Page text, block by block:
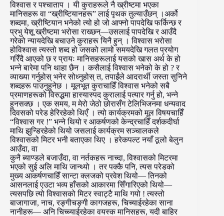
विश्वास र पश्चाताप । यी कुराहरूले नै ख्रीष्टमा भएका
मानिसहरू वा “ख्रीष्टियानहरू” लाई पृथक तुल्याउँछन् ।अर्को
शब्दमा, ख्रीष्टियान भनेको त्यो हो जो आफ्नो पापदेखि फर्किन्छ र
प्रभु येशू ख्रीष्टमा भरोसा राख्छन्—उसलाई पापदेखि र आउँदै
गरेको न्यायदेखि बचाउने कुराहरू यिनै हुन् । विश्वास भरोसा
होविश्वास त्यस्तो शब्द हो जसको लामो समयदेखि गलत प्रयोग
गरिँदै आएको छ र प्रायः मानिसहरूलाई यसको खास अर्थ के हो
भन्ने बारेमा पनि थाहा छैन । कसैलाई विश्वास भनेको के हो ? र
व्याख्या गर्नुहोस् भनेर सोध्नुहोस् त, तपाईंले आदरार्थी जस्ता सुनिने
शब्दहरू पाउनुहुनेछ । मूलभूत कुराचाहिँ विश्वास भनेको सबै
प्रमाणहरूको विरुद्धमा हास्यास्पद कुरालाई पत्यार गर्नु हो, भन्ने
हुनसक्छ । एक समय, म मेरो जेठो छोरासँग टेलिभिजनमा धन्यवाद
दिवसको परेड हेरिरहेको थिएँ । त्यो कार्यक्रमको मूल विषयचाहिँ
“विश्वास गर !” भन्ने थियो र आकर्षणको केन्द्रचाहिँ दर्शकदीर्घा
माथि झुन्डिरहेको थियो जसलाई कार्यक्रम सञ्चालकले
विश्वासको मिटर भनी बताएका थिए । हरेकपल्ट नयाँ ठूलो बेलुन
आउँदा, वा
कुनै ब्याण्डले बजाउँदा, वा नर्तकहरू नाच्दा, विश्वासको मिटरमा
भएको सुई अलि माथि जान्थ्यो । तर पक्कै पनि, त्यस परेडको
मुख्य आकर्षणचाहिँ सान्टा क्लजको प्रवेश थियो— तिनको
आसनलाई एउटा भव्य हाँसको आकारमा सिँगारिएको थियो—
त्यसपछि त्यो विश्वासको मिटर स्वाट्टै माथि गयो ! त्यस्तो
बाजागाजा, नाच, रङ्गीचङ्गी कागजहरू, चिच्याईरहेका साना
नानीहरू— अनि चिच्च्याईरहेका वयस्क मानिसहरू, यदी बाहिर